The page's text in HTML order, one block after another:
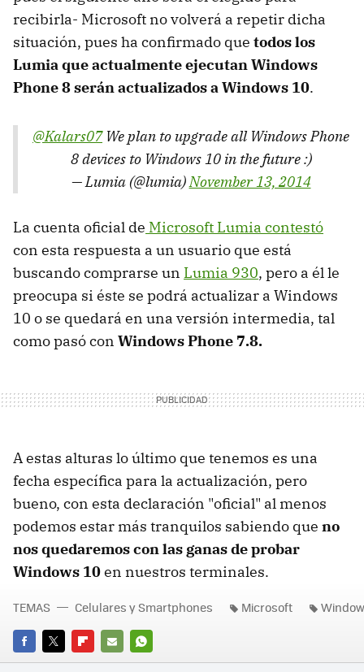
recibirla- Microsoft no volverá a repetir dicha
situación, pues ha confirmado que todos los
Lumia que actualmente ejecutan Windows
Phone 8 serán actualizados a Windows 10.
@Kalars07We plan to upgrade all Windows Phone
8 devices to Windows 10 in the future :)
— Lumia (@lumia)November 13, 2014
La cuenta oficial de Microsoft Lumia contestó
con esta respuesta a un usuario que está
buscando comprarse un Lumia 930, pero a él le
preocupa si éste se podrá actualizar a Windows
10 o se quedará en una versión intermedia, tal
como pasó con Windows Phone 7.8.
A estas alturas lo último que tenemos es una
fecha específica para la actualización, pero
bueno, con esta declaración "oficial" al menos
podemos estar más tranquilos sabiendo que no
nos quedaremos con las ganas de probar
Windows 10en nuestros terminales.
FACEBOOK
TWITTERFLIPBOARD
E-
WHATSAPP
TEMAS Celulares y Smartphones Microsoft